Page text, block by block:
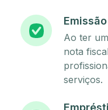
Ao ter
nota
serviços.